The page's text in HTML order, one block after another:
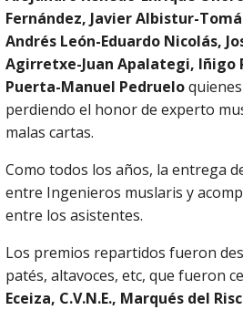
Fernández, Javier Albistur-
Andrés León-Eduardo Nicolás,
Agirretxe-Juan Apalategi, Iñigo
Puerta-Manuel Pedruelo
perdiendo el honor de experto
malas cartas.
Como todos los años, la entrega
entre Ingenieros muslaris y
entre los asistentes.
Los premios repartidos fueron
patés, altavoces, etc, que fueron
Eceiza, C.V.N.E., Marqués del